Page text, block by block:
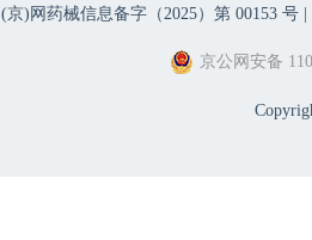
(京)网药械信息备字（2025）第 00153 号 |
京公网安备